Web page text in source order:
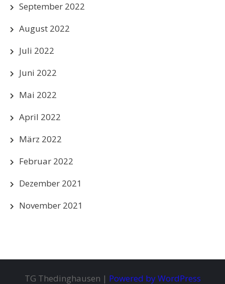
September 2022
August 2022
Juli 2022
Juni 2022
Mai 2022
April 2022
März 2022
Februar 2022
Dezember 2021
November 2021
TG Thedinghausen | Powered by WordPress